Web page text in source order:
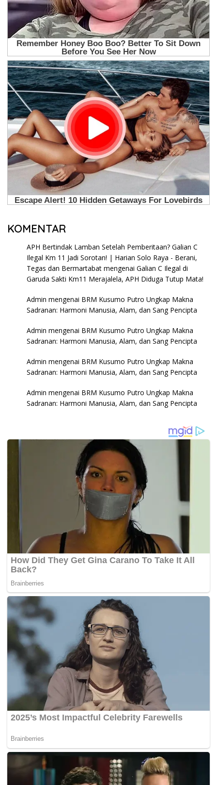
KOMENTAR
APH Bertindak Lamban Setelah Pemberitaan? Galian C
Ilegal Km 11 Jadi Sorotan! | Harian Solo Raya - Berani,
Tegas dan Bermartabat mengenai Galian C Ilegal di
Garuda Sakti Km11 Merajalela, APH Diduga Tutup Mata!
Admin mengenai BRM Kusumo Putro Ungkap Makna
Sadranan: Harmoni Manusia, Alam, dan Sang Pencipta
Admin mengenai BRM Kusumo Putro Ungkap Makna
Sadranan: Harmoni Manusia, Alam, dan Sang Pencipta
Admin mengenai BRM Kusumo Putro Ungkap Makna
Sadranan: Harmoni Manusia, Alam, dan Sang Pencipta
Admin mengenai BRM Kusumo Putro Ungkap Makna
Sadranan: Harmoni Manusia, Alam, dan Sang Pencipta